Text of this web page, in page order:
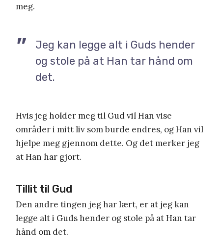
meg.
Jeg kan legge alt i Guds hender
og stole på at Han tar hånd om
det.
Hvis jeg holder meg til Gud vil Han vise
områder i mitt liv som burde endres, og Han vil
hjelpe meg gjennom dette. Og det merker jeg
at Han har gjort.
Tillit til Gud
Den andre tingen jeg har lært, er at jeg kan
legge alt i Guds hender og stole på at Han tar
hånd om det.